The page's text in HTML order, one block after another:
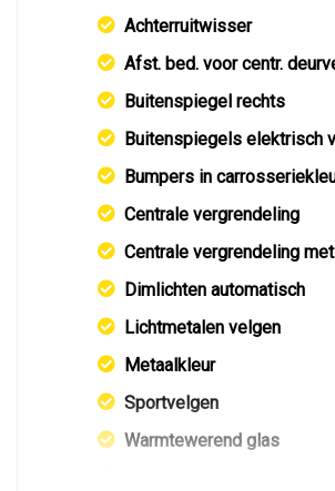
Achterruitwisser
Afst. bed. voor centr.
Buitenspiegel rechts
Buitenspiegels elektrisch
Bumpers in
Centrale vergrendeling
Centrale vergrendeling
Dimlichten automatisch
Lichtmetalen velgen
Metaalkleur
Sportvelgen
Warmtewerend glas